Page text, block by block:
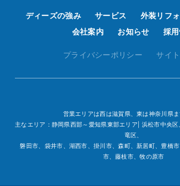
ディーズの強み サービス 外装リフ
会社案内
お知らせ 採
プライバシーポリシー サイ
営業エリアは西は滋賀県、東は神奈川県
主なエリア：静岡県西部～愛知県東部エリア| 浜松市中央
竜区、
磐田市、袋井市、湖西市、掛川市、森町、新居町、豊橋
市、藤枝市、牧の原市